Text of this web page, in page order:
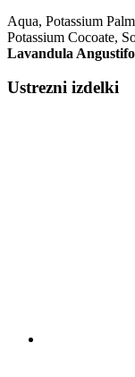
Aqua, Potassium
Potassium Cocoate,
Lavandula
Ustrezni izdelki